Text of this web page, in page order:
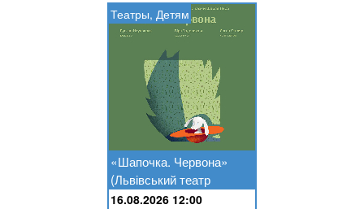
Театры, Детям
«Шапочка. Червона»
(Львівський театр
ляльок)
16.08.2026 12:00